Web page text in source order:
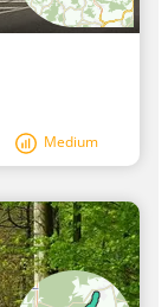
Medium